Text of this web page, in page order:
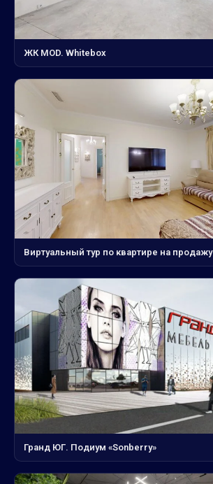
ЖК MOD. Whitebox
Виртуальный тур по квартире на продажу
Гранд ЮГ. Подиум «Sonberry»